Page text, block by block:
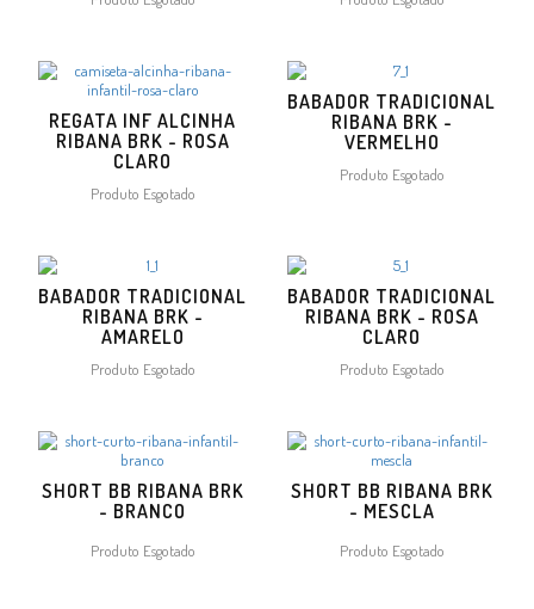
REGATA INF ALCINHA
RIBANA BRK - ROSA
CLARO
Produto Esgotado
BABADOR TRADICIONAL
RIBANA BRK -
VERMELHO
Produto Esgotado
BABADOR TRADICIONAL
RIBANA BRK -
AMARELO
Produto Esgotado
BABADOR TRADICIONAL
RIBANA BRK - ROSA
CLARO
Produto Esgotado
SHORT BB RIBANA BRK
- BRANCO
Produto Esgotado
SHORT BB RIBANA BRK
- MESCLA
Produto Esgotado